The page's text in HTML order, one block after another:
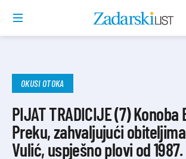
OKUSI OTOKA
PIJAT TRADICIJE (7)
Preku, zahvaljujući
Vulić, uspješno plovi od